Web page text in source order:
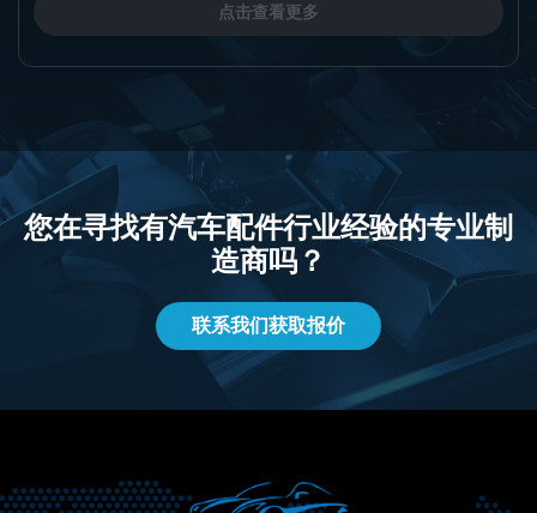
点击查看更多
您在寻找有汽车配件行业经验的专业制
造商吗？
联系我们获取报价